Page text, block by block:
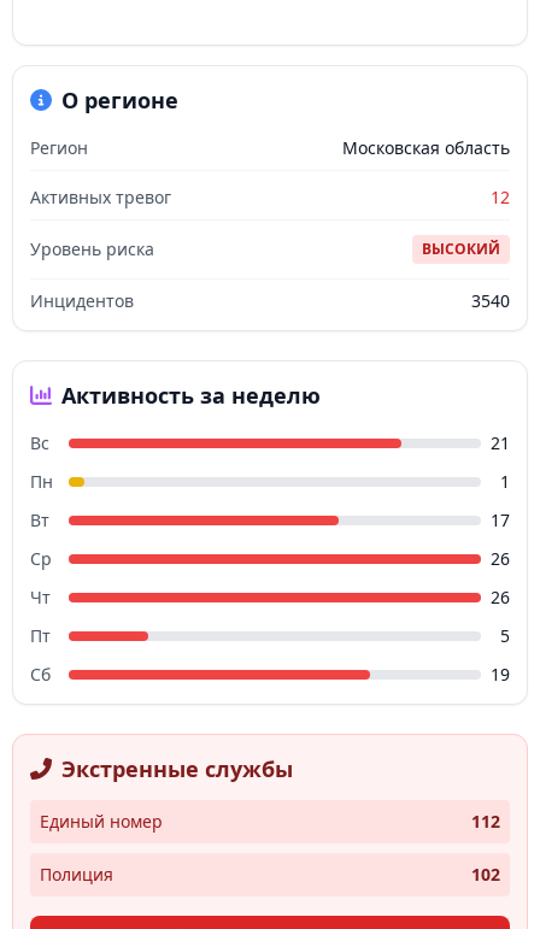
О регионе
Регион Московская область
Активных тревог 12
Уровень риска ВЫСОКИЙ
Инцидентов 3540
Активность за неделю
Вс
21
Пн
1
Вт
17
Ср
26
Чт
26
Пт
5
Сб
19
Экстренные службы
Единый номер 112
Полиция 102